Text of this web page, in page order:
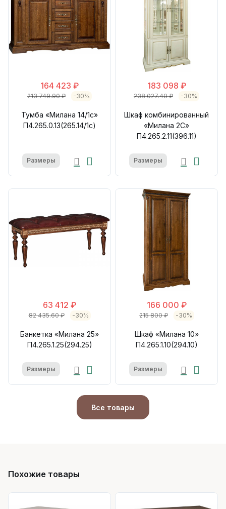
164 423 ₽
213 749.90 ₽ -30%
Тумба «Милана 14/1с»
П4.265.0.13(265.14/1с)
Размеры
183 098 ₽
238 027.40 ₽ -30%
Шкаф комбинированный
«Милана 2С»
П4.265.2.11(396.11)
Размеры
63 412 ₽
82 435.60 ₽ -30%
Банкетка «Милана 25»
П4.265.1.25(294.25)
Размеры
166 000 ₽
215 800 ₽ -30%
Шкаф «Милана 10»
П4.265.1.10(294.10)
Размеры
Все товары
Похожие товары